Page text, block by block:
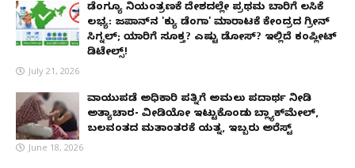
ಡೆಂಗ್ಯೂ ನಿಯಂತ್ರಣಕ್ಕೆ ದೇಶದಲ್ಲೇ ಪ್ರಥಮ ಬಾರಿಗೆ ಲಸಿಕೆ
ಲಭ್ಯ: ಜಪಾನ್‌ನ 'ಕ್ಯು ಡೆಂಗಾ' ಮಾರಾಟಕ್ಕೆ ಕೇಂದ್ರದ ಗ್ರೀನ್
ಸಿಗ್ನಲ್; ಯಾರಿಗೆ ಸೂಕ್ತ? ಎಷ್ಟು ಡೋಸ್? ಇಲ್ಲಿದೆ ಕಂಪ್ಲೀಟ್
ಡಿಟೇಲ್ಸ್!
July 21, 2026
ವಾಯುಪಡೆ ಅಧಿಕಾರಿ ಪತ್ನಿಗೆ ಅಮಲು ಪದಾರ್ಥ ನೀಡಿ
ಅತ್ಯಾಚಾರ- ವೀಡಿಯೋ ಇಟ್ಟುಕೊಂಡು ಬ್ಲ್ಯಾಕ್‌ಮೇಲ್,
ಬಲವಂತದ ಮತಾಂತರಕ್ಕೆ ಯತ್ನ, ಇಬ್ಬರು ಅರೆಸ್ಟ್
June 18, 2026